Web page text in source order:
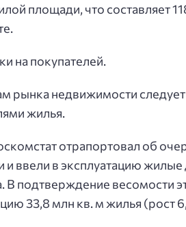
площади, что составляет
на покупателей.
рынка недвижимости
жилья.
отрапортовал об
и ввели в эксплуатацию
В подтверждение весомости
33,8 млн кв. м жилья (рост